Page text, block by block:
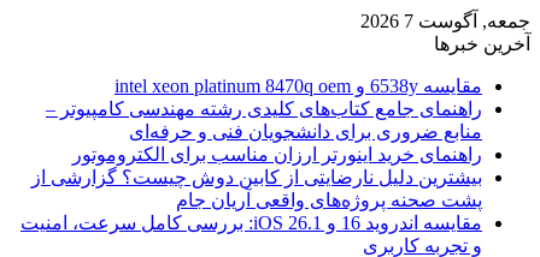
جمعه, آگوست 7 2026
آخرین خبرها
مقایسه 6538y و intel xeon platinum 8470q oem
راهنمای جامع کتاب‌های کلیدی رشته مهندسی کامپیوتر –
منابع ضروری برای دانشجویان فنی و حرفه‌ای
راهنمای خرید اینورتر ارزان مناسب برای الکتروموتور
بیشترین دلیل نارضایتی از کابین دوش چیست؟ گزارشی از
پشت صحنه پروژه‌های واقعی آریان جام
مقایسه اندروید 16 و iOS 26.1: بررسی کامل سرعت، امنیت
و تجربه کاربری